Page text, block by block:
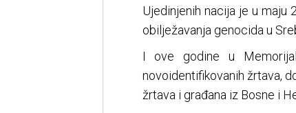
Ujedinjenih nacija je u maju
obilježavanja genocida u
I ove godine u
novoidentifikovanih žrtava,
žrtava i građana iz Bosne i